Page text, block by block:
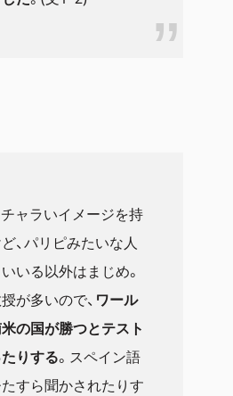
ャラいイメージを持
、パリピみたいな人
いる以外はまじめ。
が多いので、 ワール
の国が勝つとテスト
りする。スペイン語
すら聞かされたりす